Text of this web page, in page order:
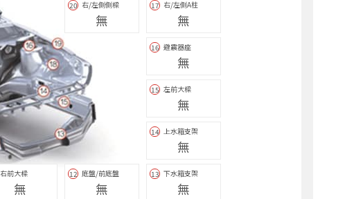
右前大樑
無
12 底盤/前底盤
無
13 下水箱支架
無
14 上水箱支架
無
15 左前大樑
無
16 避震器座
無
17 右/左側A柱
無
20 右/左側側樑
無